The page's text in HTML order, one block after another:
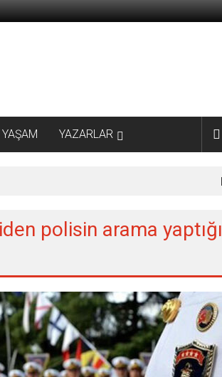
YAŞAM YAZARLAR
polisin arama yaptığı